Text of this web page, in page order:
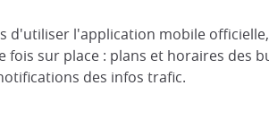
d'utiliser l'application mobile
fois sur place : plans et horaires des
des infos trafic.